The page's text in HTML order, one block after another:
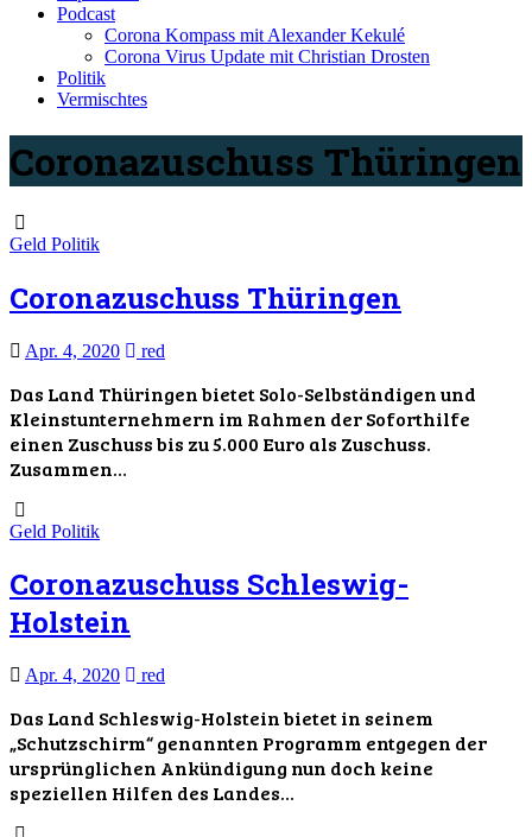
Podcast
Corona Kompass mit Alexander Kekulé
Corona Virus Update mit Christian Drosten
Politik
Vermischtes
Coronazuschuss Thüringen
Geld Politik
Coronazuschuss Thüringen
Apr. 4, 2020 red
Das Land Thüringen bietet Solo-Selbständigen und
Kleinstunternehmern im Rahmen der Soforthilfe
einen Zuschuss bis zu 5.000 Euro als Zuschuss.
Zusammen…
Geld Politik
Coronazuschuss Schleswig-
Holstein
Apr. 4, 2020 red
Das Land Schleswig-Holstein bietet in seinem
„Schutzschirm“ genannten Programm entgegen der
ursprünglichen Ankündigung nun doch keine
speziellen Hilfen des Landes…